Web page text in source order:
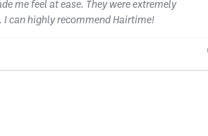
me feel at ease. They were extremely
I can highly recommend Hairtime!